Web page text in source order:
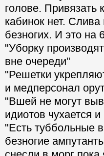
голове. Привязать
кабинок нет.
безногих. И это на
"Уборку
вне очереди"
"Решетки
и медперсонал
"Вшей не могут
идиотов чухается
"Есть туббольные
безногие